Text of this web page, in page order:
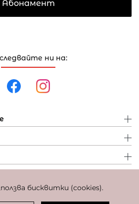
бисквитки (cookies).
ни на:
Абонамент